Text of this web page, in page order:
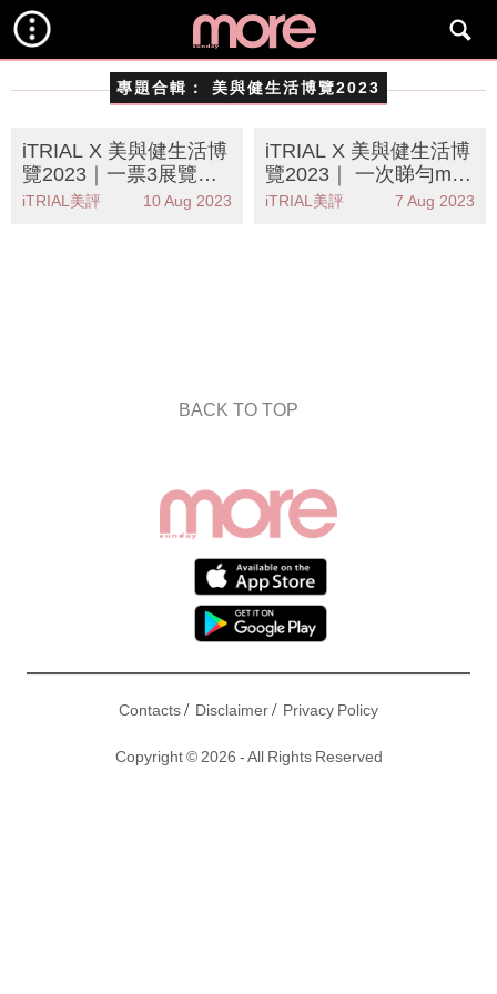
專題合輯： 美與健生活博覽2023
iTRIAL X 美與健生活博
覽2023｜一票3展覽！
即睇必搶攻略+限定優
iTRIAL美評 10 Aug 2023
iTRIAL X 美與健生活博
覽2023｜ 一次睇勻med
icube Age-R全系列美容
iTRIAL美評 7 Aug 2023
BACK TO TOP
Contacts/ Disclaimer/ Privacy Policy
Copyright © 2026 - All Rights Reserved